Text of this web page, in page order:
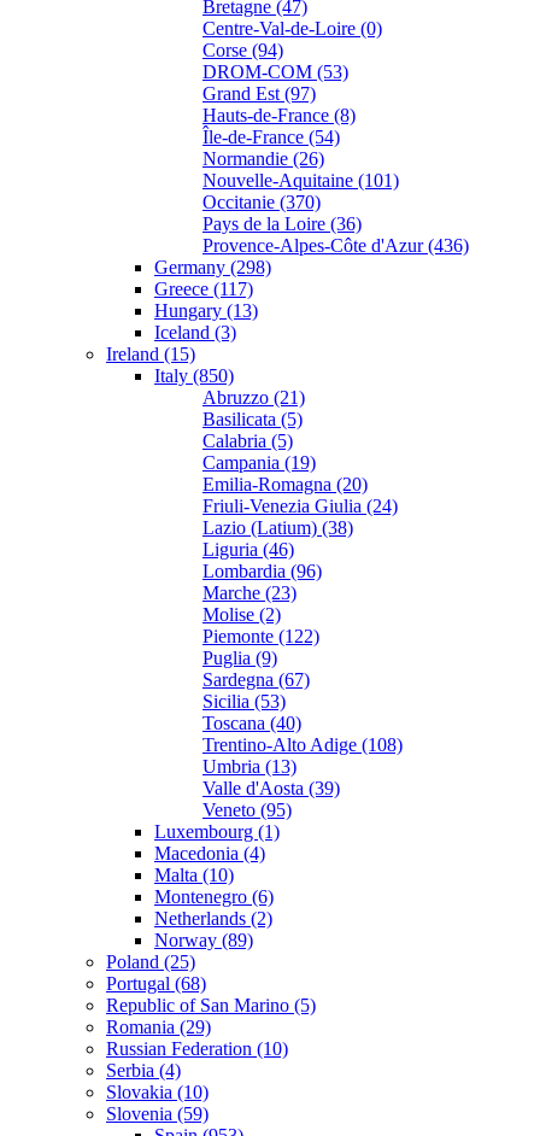
Bretagne (47)
Centre-Val-de-Loire (0)
Corse (94)
DROM-COM (53)
Grand Est (97)
Hauts-de-France (8)
Île-de-France (54)
Normandie (26)
Nouvelle-Aquitaine (101)
Occitanie (370)
Pays de la Loire (36)
Provence-Alpes-Côte d'Azur (436)
Germany (298)
Greece (117)
Hungary (13)
Iceland (3)
Ireland (15)
Italy (850)
Abruzzo (21)
Basilicata (5)
Calabria (5)
Campania (19)
Emilia-Romagna (20)
Friuli-Venezia Giulia (24)
Lazio (Latium) (38)
Liguria (46)
Lombardia (96)
Marche (23)
Molise (2)
Piemonte (122)
Puglia (9)
Sardegna (67)
Sicilia (53)
Toscana (40)
Trentino-Alto Adige (108)
Umbria (13)
Valle d'Aosta (39)
Veneto (95)
Luxembourg (1)
Macedonia (4)
Malta (10)
Montenegro (6)
Netherlands (2)
Norway (89)
Poland (25)
Portugal (68)
Republic of San Marino (5)
Romania (29)
Russian Federation (10)
Serbia (4)
Slovakia (10)
Slovenia (59)